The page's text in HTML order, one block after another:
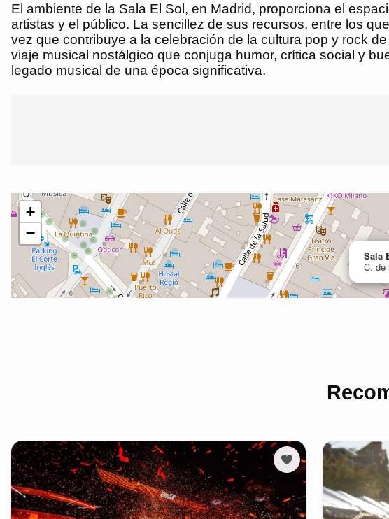
El ambiente de la Sala El Sol, en Madrid, proporciona el
artistas y el público. La sencillez de sus recursos, entre los
vez que contribuye a la celebración de la cultura pop y rock
viaje musical nostálgico que conjuga humor, crítica social y
legado musical de una época significativa.